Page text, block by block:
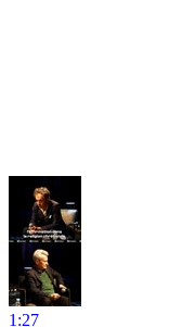
1:27